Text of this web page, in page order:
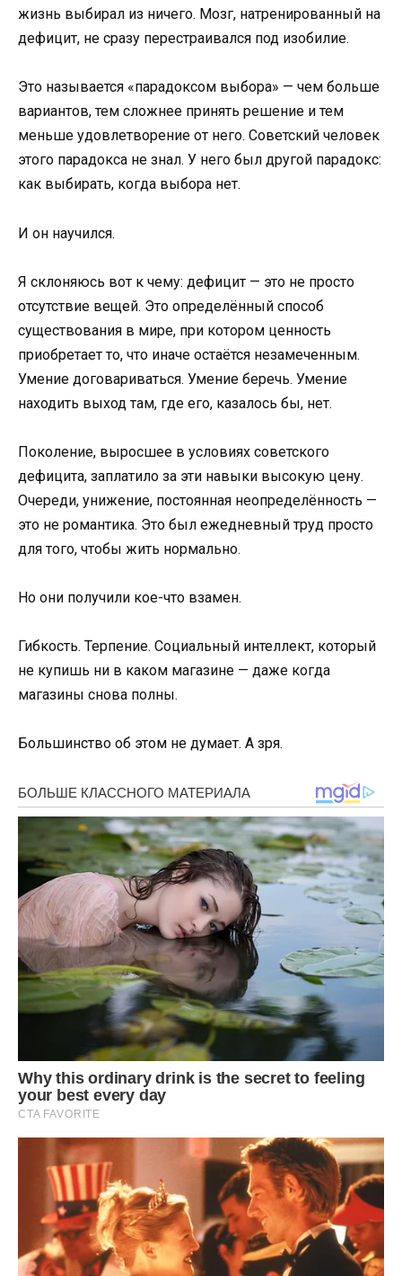
жизнь выбирал из ничего. Мозг, натренированный на
дефицит, не сразу перестраивался под изобилие.
Это называется «парадоксом выбора» — чем больше
вариантов, тем сложнее принять решение и тем
меньше удовлетворение от него. Советский человек
этого парадокса не знал. У него был другой парадокс:
как выбирать, когда выбора нет.
И он научился.
Я склоняюсь вот к чему: дефицит — это не просто
отсутствие вещей. Это определённый способ
существования в мире, при котором ценность
приобретает то, что иначе остаётся незамеченным.
Умение договариваться. Умение беречь. Умение
находить выход там, где его, казалось бы, нет.
Поколение, выросшее в условиях советского
дефицита, заплатило за эти навыки высокую цену.
Очереди, унижение, постоянная неопределённость —
это не романтика. Это был ежедневный труд просто
для того, чтобы жить нормально.
Но они получили кое-что взамен.
Гибкость. Терпение. Социальный интеллект, который
не купишь ни в каком магазине — даже когда
магазины снова полны.
Большинство об этом не думает. А зря.